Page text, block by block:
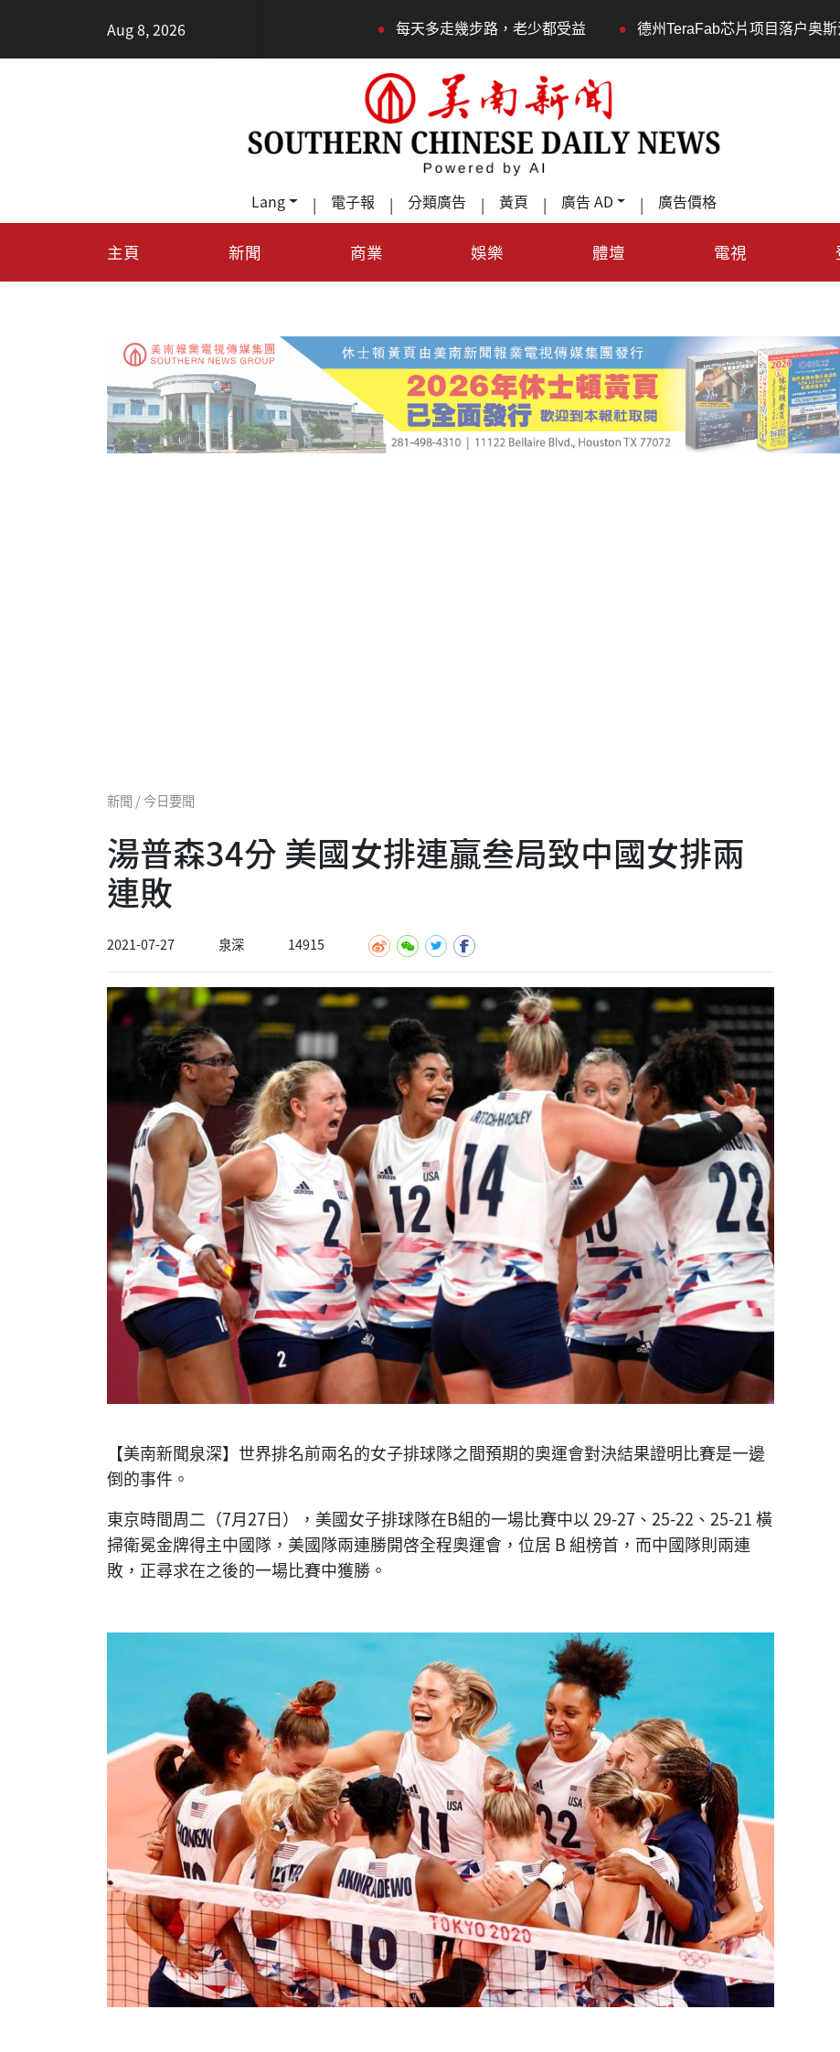
Aug 8, 2026 每天多走幾步路，老少都受益 • 德州TeraFab芯片项目落户奥斯汀 马斯克宣布投资200亿美元
Lang | 電子報 | 分類廣告 | 黃頁 | 廣告 AD | 廣告價格
主頁 新聞 商業 娛樂 體壇 電視
新聞 / 今日要聞
湯普森34分 美國女排連贏叁局致中國女排兩
連敗
2021-07-27 泉深 14915
【美南新聞泉深】世界排名前兩名的女子排球隊之間預期的奧運會對決結果證明比賽是一邊
倒的事件。
東京時間周二（7月27日），美國女子排球隊在B組的一場比賽中以 29-27、25-22、25-21 橫
掃衛冕金牌得主中國隊，美國隊兩連勝開啓全程奧運會，位居 B 組榜首，而中國隊則兩連
敗，正尋求在之後的一場比賽中獲勝。